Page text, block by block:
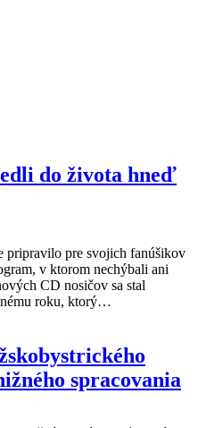
do života hneď
pripravilo pre svojich fanúšikov
v ktorom nechýbali ani
CD nosičov sa stal
roku, ktorý…
spracovania